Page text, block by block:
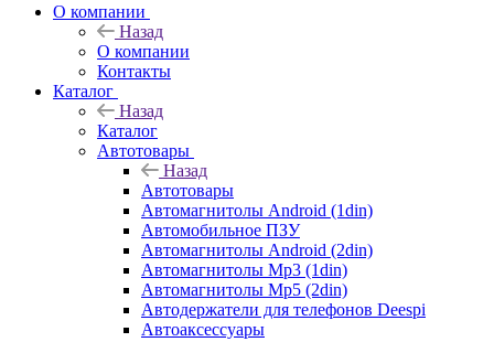
О компании
Назад
О компании
Контакты
Каталог
Назад
Каталог
Автотовары
Назад
Автотовары
Автомагнитолы Android (1din)
Автомобильное ПЗУ
Автомагнитолы Android (2din)
Автомагнитолы Mp3 (1din)
Автомагнитолы Mp5 (2din)
Автодержатели для телефонов Deespi
Автоаксессуары